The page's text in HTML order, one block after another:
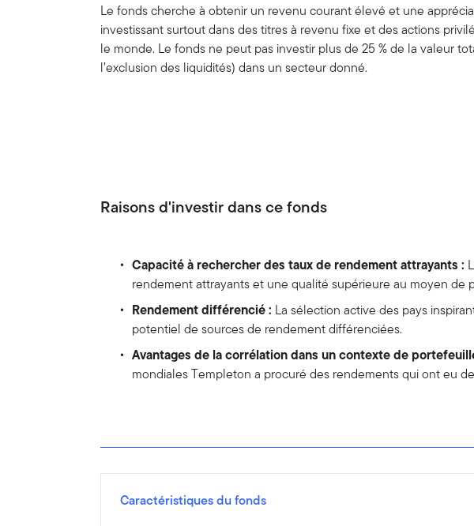
Le fonds cherche à obtenir un revenu courant élevé et une
investissant surtout dans des titres à revenu fixe et des actions
le monde. Le fonds ne peut pas investir plus de 25 % de la valeur
l’exclusion des liquidités) dans un secteur donné.
Raisons d'investir dans ce fonds
Capacité à rechercher des taux de rendement attrayants :
rendement attrayants et une qualité supérieure au moyen de
Rendement différencié : La sélection active des pays
potentiel de sources de rendement différenciées.
Avantages de la corrélation dans un contexte de
mondiales Templeton a procuré des rendements qui ont eu
Caractéristiques du fonds